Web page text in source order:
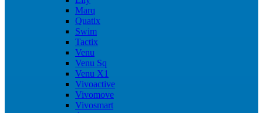
Marq
Quatix
Swim
Tactix
Venu
Venu Sq
Venu X1
Vivoactive
Vivomove
Vivosmart